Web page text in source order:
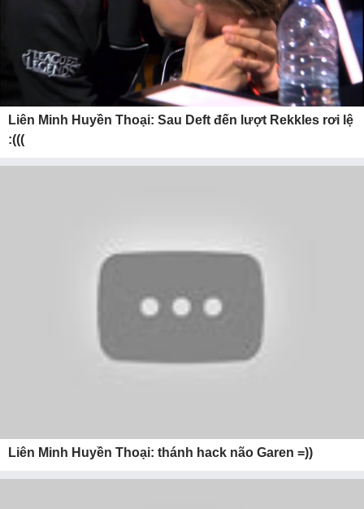
Liên Minh Huyền Thoại: Sau Deft đến lượt Rekkles rơi lệ
:(((
Liên Minh Huyền Thoại: thánh hack não Garen =))